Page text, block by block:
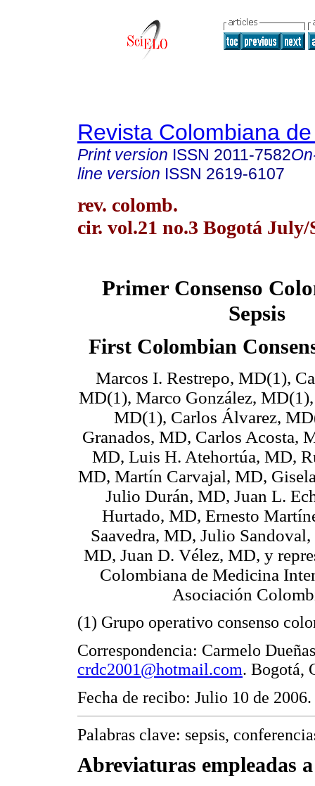
Revista Colombiana
Print version ISSN 2011-7582
line version ISSN 2619-6107
rev. colomb.
cir. vol.21 no.3 Bogotá July/
Primer Consenso
Sepsis
First Colombian
Marcos I. Restrepo, MD(1),
MD(1), Marco González,
MD(1), Carlos Álvarez,
Granados, MD, Carlos Acosta,
MD, Luis H. Atehortúa, MD,
MD, Martín Carvajal, MD,
Julio Durán, MD, Juan L.
Hurtado, MD, Ernesto
Saavedra, MD, Julio
MD, Juan D. Vélez, MD, y
Colombiana de Medicina
Asociación
(1) Grupo operativo consenso
Correspondencia: Carmelo
crdc2001@hotmail.com. Bogotá,
Fecha de recibo: Julio 10 de
Palabras clave: sepsis,
Abreviaturas empleadas